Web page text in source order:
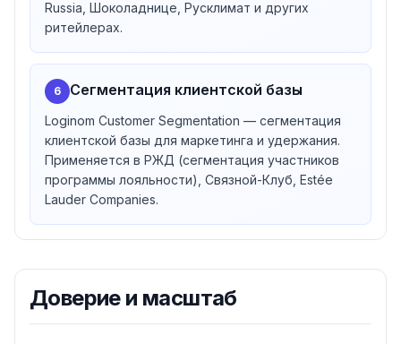
Russia, Шоколаднице, Русклимат и других
ритейлерах.
6 Сегментация клиентской базы
Loginom Customer Segmentation — сегментация
клиентской базы для маркетинга и удержания.
Применяется в РЖД (сегментация участников
программы лояльности), Связной-Клуб, Estée
Lauder Сompanies.
Доверие и масштаб